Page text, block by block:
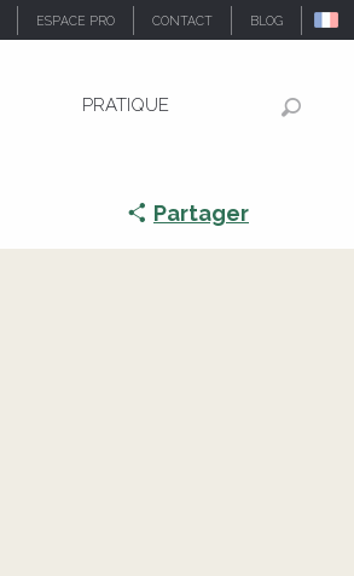
ESPACE PRO CONTACT BLOG
PRATIQUE
Partager